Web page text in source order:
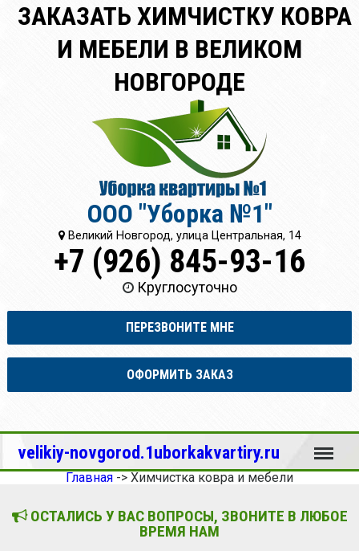
ЗАКАЗАТЬ ХИМЧИСТКУ КОВРА
И МЕБЕЛИ В ВЕЛИКОМ
НОВГОРОДЕ
ООО "Уборка №1"
Великий Новгород, улица Центральная, 14
+7 (926) 845-93-16
Круглосуточно
ПЕРЕЗВОНИТЕ МНЕ
ОФОРМИТЬ ЗАКАЗ
velikiy-novgorod.1uborkakvartiry.ru Меню
Главная -> Химчистка ковра и мебели
ОСТАЛИСЬ У ВАС ВОПРОСЫ, ЗВОНИТЕ В ЛЮБОЕ
ВРЕМЯ НАМ